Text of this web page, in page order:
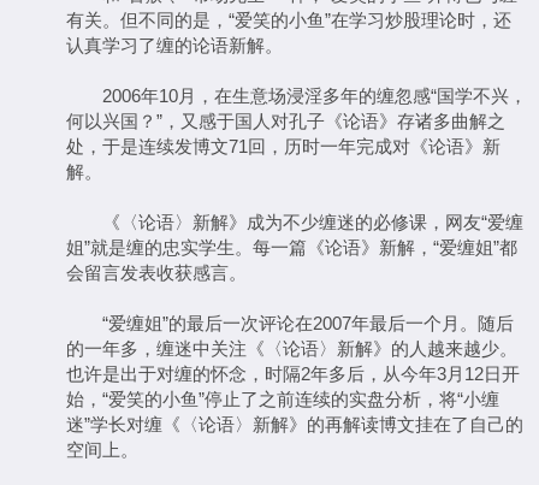
有关。但不同的是，“爱笑的小鱼”在学习炒股理论时，还
认真学习了缠的论语新解。
2006年10月，在生意场浸淫多年的缠忽感“国学不兴，
何以兴国？”，又感于国人对孔子《论语》存诸多曲解之
处，于是连续发博文71回，历时一年完成对《论语》新
解。
《〈论语〉新解》成为不少缠迷的必修课，网友“爱缠
姐”就是缠的忠实学生。每一篇《论语》新解，“爱缠姐”都
会留言发表收获感言。
“爱缠姐”的最后一次评论在2007年最后一个月。随后
的一年多，缠迷中关注《〈论语〉新解》的人越来越少。
也许是出于对缠的怀念，时隔2年多后，从今年3月12日开
始，“爱笑的小鱼”停止了之前连续的实盘分析，将“小缠
迷”学长对缠《〈论语〉新解》的再解读博文挂在了自己的
空间上。